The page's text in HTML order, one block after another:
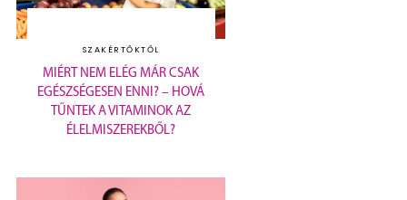
SZAKÉRTŐKTŐL
MIÉRT NEM ELÉG MÁR CSAK
EGÉSZSÉGESEN ENNI? – HOVÁ
TŰNTEK A VITAMINOK AZ
ÉLELMISZEREKBŐL?